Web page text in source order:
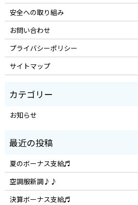
安全への取り組み
お問い合わせ
プライバシーポリシー
サイトマップ
お知らせ
夏のボーナス支給♬
空調服新調♪♪
決算ボーナス支給♬